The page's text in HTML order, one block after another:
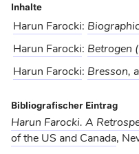
Inhalte
Harun Farocki:
Harun Farocki: Betrogen
Harun Farocki: Bresson,
Bibliografischer Eintrag
Harun Farocki. A
of the US and Canada,